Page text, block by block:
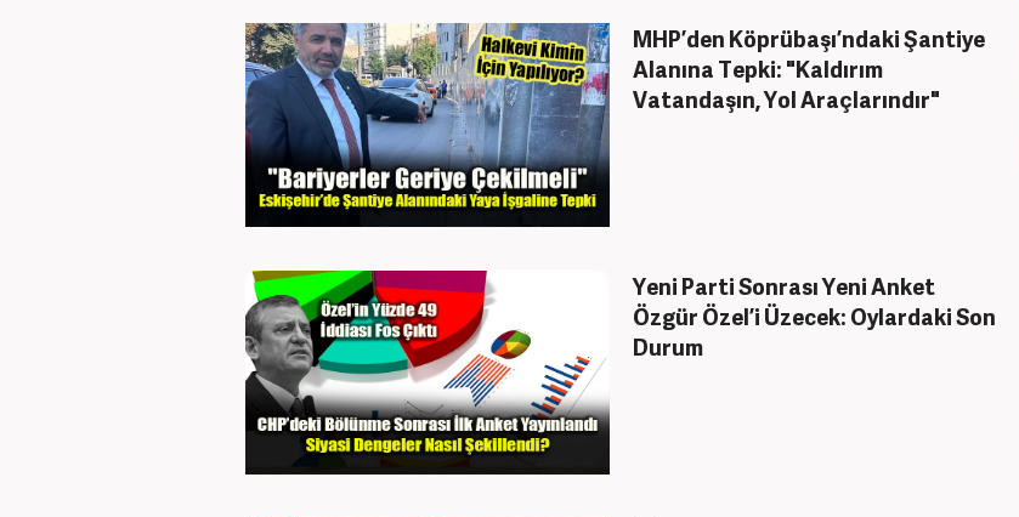
MHP’den Köprübaşı’ndaki Şantiye
Alanına Tepki: "Kaldırım
Vatandaşın, Yol Araçlarındır"
Yeni Parti Sonrası Yeni Anket
Özgür Özel’i Üzecek: Oylardaki Son
Durum